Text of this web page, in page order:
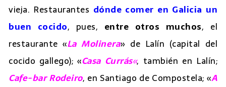
vieja. Restaurantes dónde comer en Galicia un
buen cocido, pues, entre otros muchos, el
restaurante «La Molinera» de Lalín (capital del
cocido gallego); «Casa Currás«, también en Lalín;
Cafe-bar Rodeiro, en Santiago de Compostela; «A